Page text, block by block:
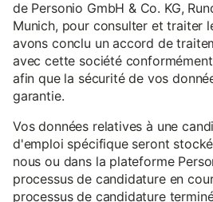
de Personio GmbH & Co. KG,
Munich, pour consulter et traiter
avons conclu un accord de
avec cette société
afin que la sécurité de vos
garantie.
Vos données relatives à une
d'emploi spécifique seront
nous ou dans la plateforme
processus de candidature en
processus de candidature